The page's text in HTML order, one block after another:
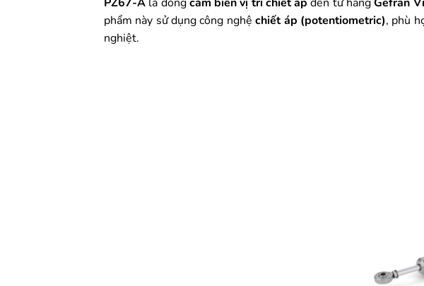
phẩm này sử dụng công nghệchiết áp (potentiometric), phù
nghiệt.